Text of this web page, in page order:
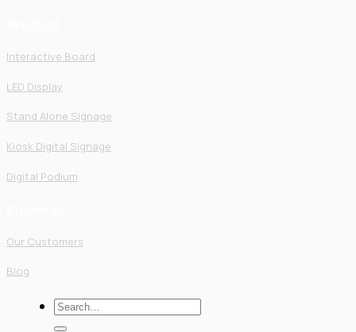
Interactive Board
LED Display
Stand Alone Signage
Kiosk Digital Signage
Digital Podium
Our Customers
Blog
Search
for: